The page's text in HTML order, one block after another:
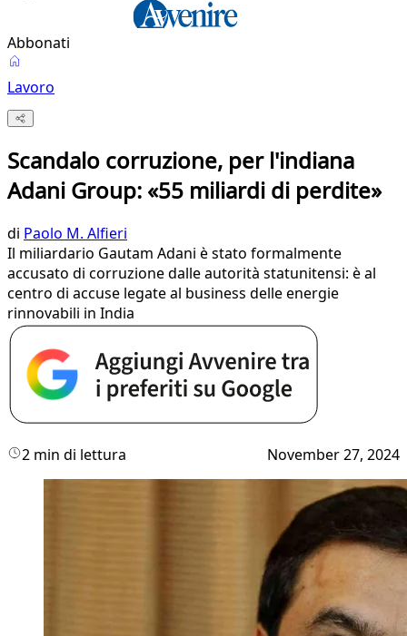
Abbonati
Lavoro
Scandalo corruzione, per l'indiana
Adani Group: «55 miliardi di perdite»
di Paolo M. Alfieri
Il miliardario Gautam Adani è stato formalmente
accusato di corruzione dalle autorità statunitensi: è al
centro di accuse legate al business delle energie
rinnovabili in India
2 min di lettura November 27, 2024